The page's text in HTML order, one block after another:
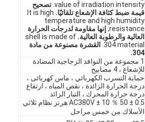
value of irradiation intensity. تصحيح
قيمة ضبط كثافة الإشعاع تلقائيًا. It is high
temperature and high humidity
resistance;
إنها مقاومة لدرجات الحرارة
العالية والرطوبة العالية. shell is made of
304 material.
القشرة مصنوعة من مادة
304.
1 مجموعة من النوافذ الزجاجية المضادة
للإشعاع ، 4 مصابيح
حماية التسرب الكهربائي ، ماس كهربائى ،
درجة الحرارة الزائدة ، نقص المياه ، ارتفاع
درجة حرارة المحرك ، التيار الزائد
AC380V ± 10 ％ 50 ± 0.5 هرتز نظام ثلاثي
الأسلاك من خمس مراحل